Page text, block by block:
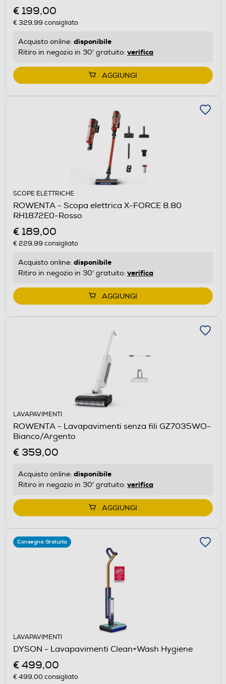
€ 199,00
€ 329,99 consigliato
Acquisto online: disponibile
Ritiro in negozio in 30' gratuito: verifica
AGGIUNGI
SCOPE ELETTRICHE
ROWENTA - Scopa elettrica X-FORCE 8.80
RH1872E0-Rosso
€ 189,00
€ 229,99 consigliato
Acquisto online: disponibile
Ritiro in negozio in 30' gratuito: verifica
AGGIUNGI
LAVAPAVIMENTI
ROWENTA - Lavapavimenti senza fili GZ7035WO-
Bianco/Argento
€ 359,00
Acquisto online: disponibile
Ritiro in negozio in 30' gratuito: verifica
AGGIUNGI
Consegna Gratuita
LAVAPAVIMENTI
DYSON - Lavapavimenti Clean+Wash Hygiene
€ 499,00
€ 499,00consigliato